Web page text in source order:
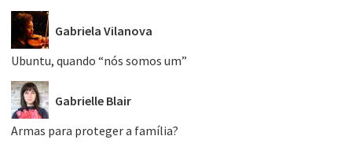
Gabriela Vilanova
Ubuntu, quando “nós somos um”
Gabrielle Blair
Armas para proteger a família?